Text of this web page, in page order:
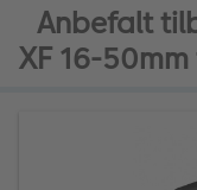
Anbefalt
XF 16-